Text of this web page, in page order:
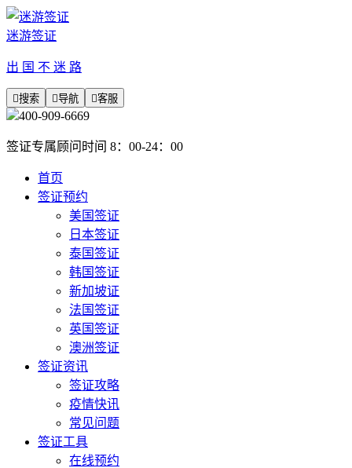
迷游签证
出 国 不 迷 路
搜索 导航 客服
400-909-6669
签证专属顾问时间 8：00-24：00
首页
签证预约
美国签证
日本签证
泰国签证
韩国签证
新加坡证
法国签证
英国签证
澳洲签证
签证资讯
签证攻略
疫情快讯
常见问题
签证工具
在线预约